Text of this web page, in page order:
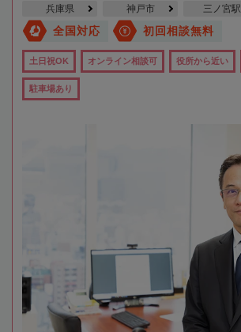
兵庫県 神戸市 三ノ宮駅
全国対応 初回相談無料
土日祝OK オンライン相談可 役所から近い
駐車場あり